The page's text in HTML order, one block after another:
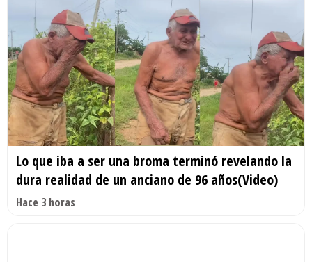
Lo que iba a ser una broma terminó revelando la
dura realidad de un anciano de 96 años(Video)
Hace 3 horas